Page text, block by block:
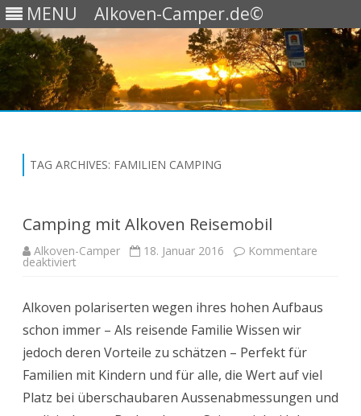
MENU Alkoven-Camper.de©
Skip
TAG ARCHIVES: FAMILIEN CAMPING
Camping mit Alkoven Reisemobil
Alkoven-Camper 18. Januar 2016 Kommentare
deaktiviert
Reisemobil
Alkoven polariserten wegen ihres hohen Aufbaus
schon immer – Als reisende Familie Wissen wir
jedoch deren Vorteile zu schätzen – Perfekt für
Familien mit Kindern und für alle, die Wert auf viel
Platz bei überschaubaren Aussenabmessungen und